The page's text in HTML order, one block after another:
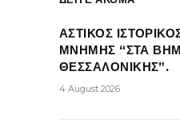
ΑΣΤΙΚΟΣ
ΜΝΗΜΗΣ “ΣΤΑ
ΘΕΣΣΑΛΟΝΙΚΗΣ”.
4 August 2026